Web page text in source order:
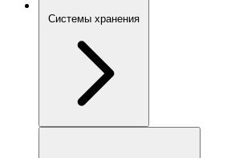
Системы хранения